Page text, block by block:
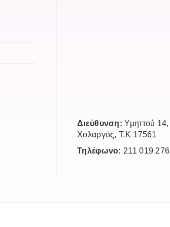
Διεύθυνση: Υμηττού 14,
Χολαργός, Τ.Κ 17561
Τηλέφωνο: 211 019